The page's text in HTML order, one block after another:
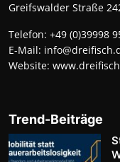
Greifswalder Straße
Telefon: +49 (0)39998
E-Mail:
Website:
Trend-Beiträge